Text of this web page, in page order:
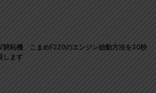
耕耘機 こまめF220のエンジン始動方法を30秒
します